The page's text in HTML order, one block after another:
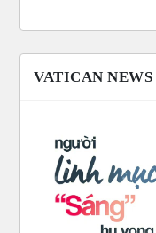
VATICAN NEWS